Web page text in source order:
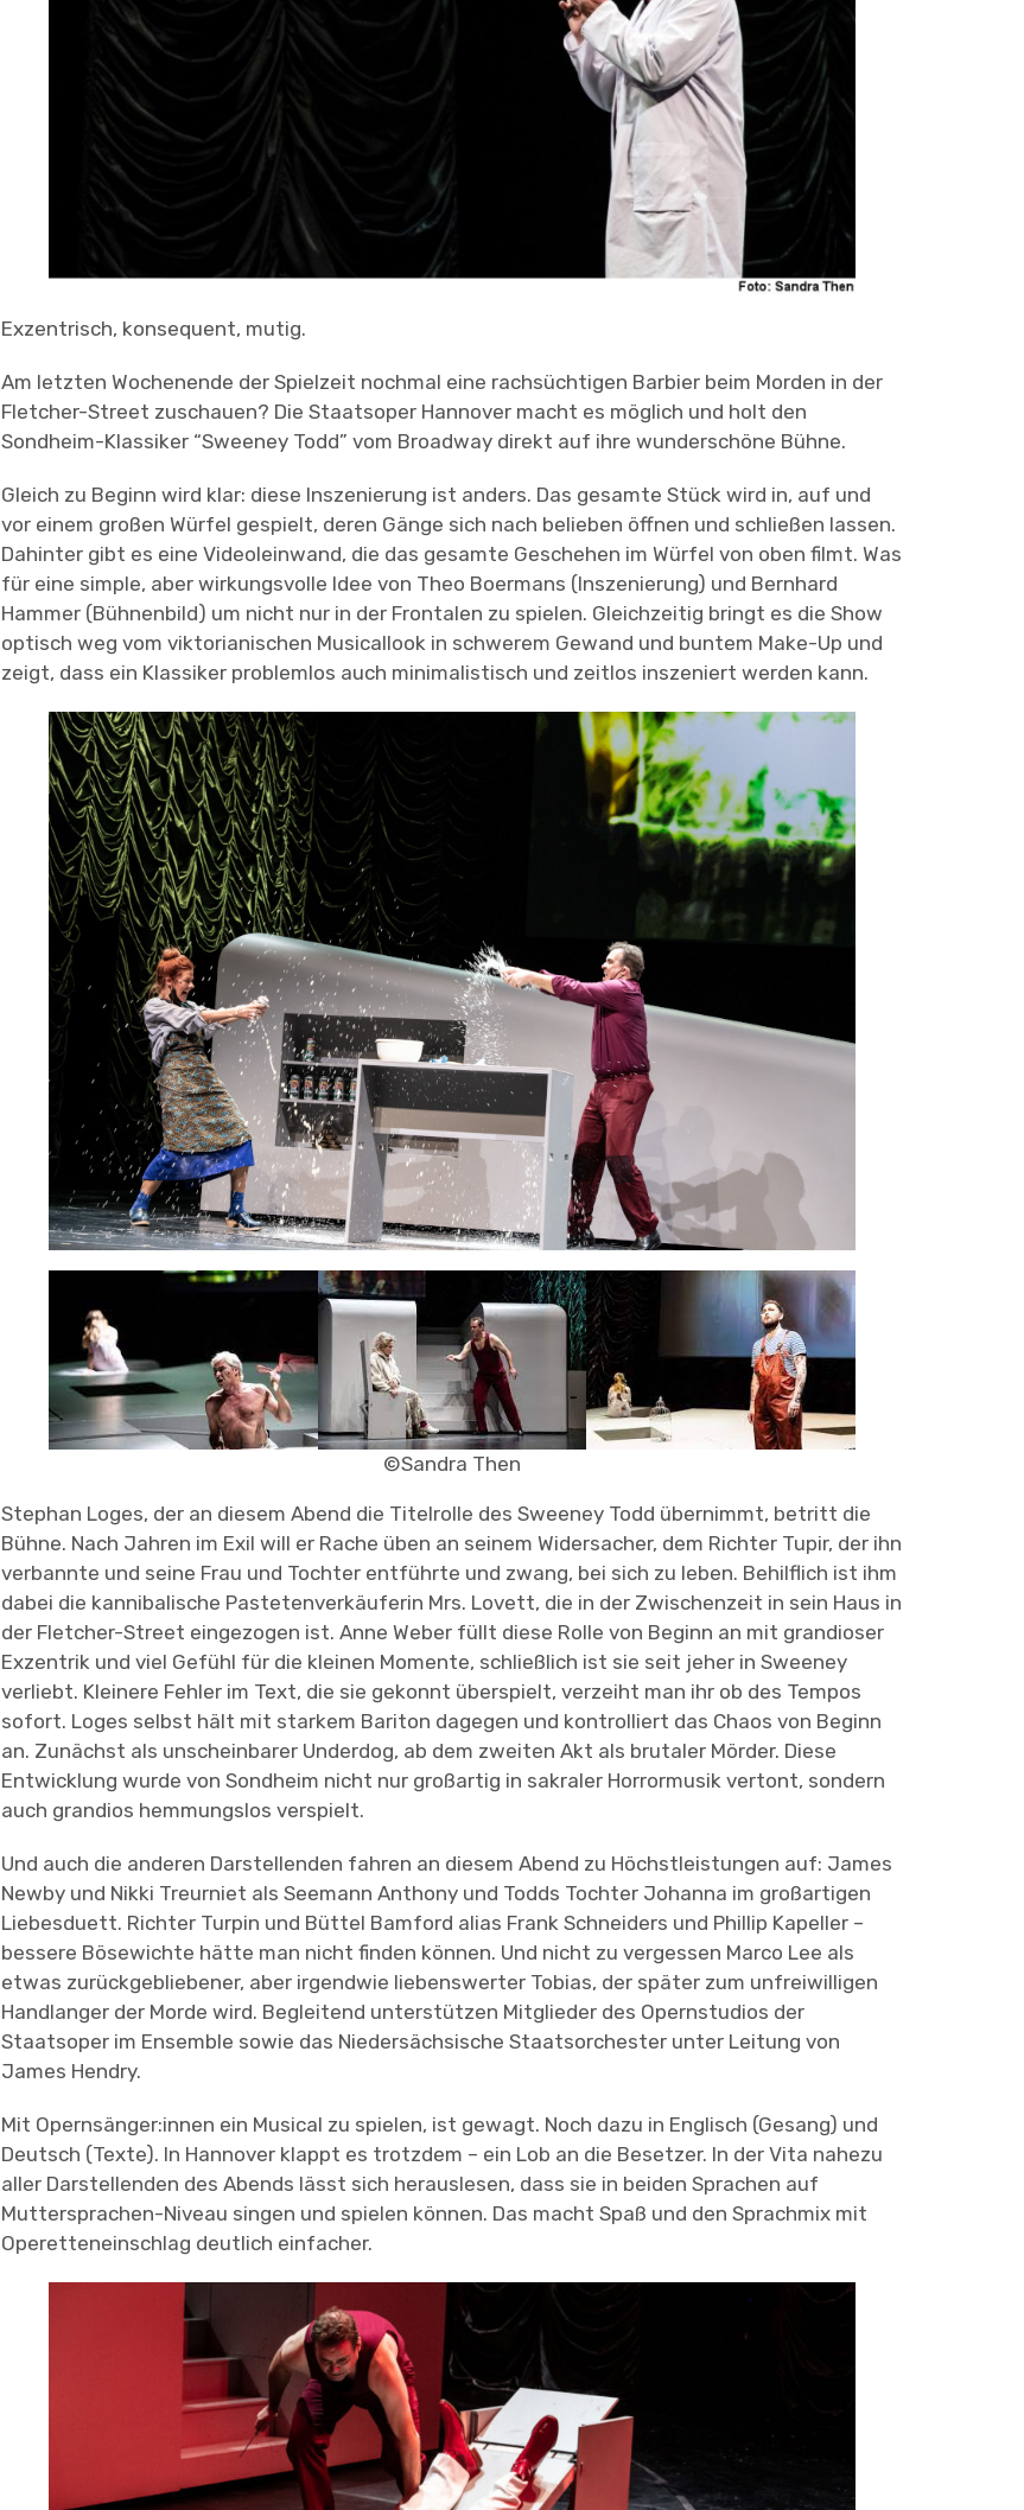
Exzentrisch, konsequent, mutig.
Am letzten Wochenende der Spielzeit nochmal eine rachsüchtigen Barbier beim Morden in der
Fletcher-Street zuschauen? Die Staatsoper Hannover macht es möglich und holt den
Sondheim-Klassiker “Sweeney Todd” vom Broadway direkt auf ihre wunderschöne Bühne.
Gleich zu Beginn wird klar: diese Inszenierung ist anders. Das gesamte Stück wird in, auf und
vor einem großen Würfel gespielt, deren Gänge sich nach belieben öffnen und schließen lassen.
Dahinter gibt es eine Videoleinwand, die das gesamte Geschehen im Würfel von oben filmt. Was
für eine simple, aber wirkungsvolle Idee von Theo Boermans (Inszenierung) und Bernhard
Hammer (Bühnenbild) um nicht nur in der Frontalen zu spielen. Gleichzeitig bringt es die Show
optisch weg vom viktorianischen Musicallook in schwerem Gewand und buntem Make-Up und
zeigt, dass ein Klassiker problemlos auch minimalistisch und zeitlos inszeniert werden kann.
©Sandra Then
Stephan Loges, der an diesem Abend die Titelrolle des Sweeney Todd übernimmt, betritt die
Bühne. Nach Jahren im Exil will er Rache üben an seinem Widersacher, dem Richter Tupir, der ihn
verbannte und seine Frau und Tochter entführte und zwang, bei sich zu leben. Behilflich ist ihm
dabei die kannibalische Pastetenverkäuferin Mrs. Lovett, die in der Zwischenzeit in sein Haus in
der Fletcher-Street eingezogen ist. Anne Weber füllt diese Rolle von Beginn an mit grandioser
Exzentrik und viel Gefühl für die kleinen Momente, schließlich ist sie seit jeher in Sweeney
verliebt. Kleinere Fehler im Text, die sie gekonnt überspielt, verzeiht man ihr ob des Tempos
sofort. Loges selbst hält mit starkem Bariton dagegen und kontrolliert das Chaos von Beginn
an. Zunächst als unscheinbarer Underdog, ab dem zweiten Akt als brutaler Mörder. Diese
Entwicklung wurde von Sondheim nicht nur großartig in sakraler Horrormusik vertont, sondern
auch grandios hemmungslos verspielt.
Und auch die anderen Darstellenden fahren an diesem Abend zu Höchstleistungen auf: James
Newby und Nikki Treurniet als Seemann Anthony und Todds Tochter Johanna im großartigen
Liebesduett. Richter Turpin und Büttel Bamford alias Frank Schneiders und Phillip Kapeller –
bessere Bösewichte hätte man nicht finden können. Und nicht zu vergessen Marco Lee als
etwas zurückgebliebener, aber irgendwie liebenswerter Tobias, der später zum unfreiwilligen
Handlanger der Morde wird. Begleitend unterstützen Mitglieder des Opernstudios der
Staatsoper im Ensemble sowie das Niedersächsische Staatsorchester unter Leitung von
James Hendry.
Mit Opernsänger:innen ein Musical zu spielen, ist gewagt. Noch dazu in Englisch (Gesang) und
Deutsch (Texte). In Hannover klappt es trotzdem – ein Lob an die Besetzer. In der Vita nahezu
aller Darstellenden des Abends lässt sich herauslesen, dass sie in beiden Sprachen auf
Muttersprachen-Niveau singen und spielen können. Das macht Spaß und den Sprachmix mit
Operetteneinschlag deutlich einfacher.